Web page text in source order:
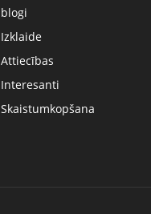
blogi
Izklaide
Attiecības
Interesanti
Skaistumkopšana